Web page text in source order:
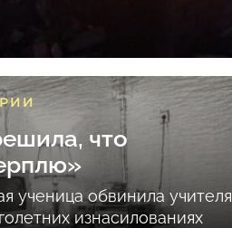
что
ученица обвинила учителя
изнасилованиях